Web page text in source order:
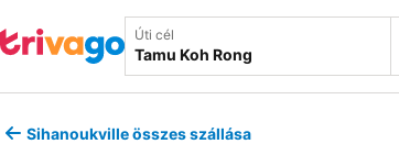
Úti cél
Sihanoukville összes szállása